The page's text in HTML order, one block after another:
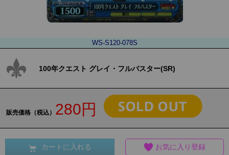
WS-S120-078S
100年クエスト グレイ・フルバスター(SR)
販売価格（税込） 280円
カートに入れる お気に入り登録